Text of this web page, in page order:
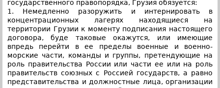
государственного правопорядка, Грузия обязуется:
1. Немедленно разоружить и интернировать в
концентрационных лагерях находящиеся на
территории Грузии к моменту подписания настоящего
договора, буде таковые окажутся, или имеющие
впредь перейти в ее пределы военные и военно-
морские части, команды и группы, претендующие на
роль правительства России или части ее или на роль
правительств союзных с Россией государств, а равно
представительства и должностные лица, организации